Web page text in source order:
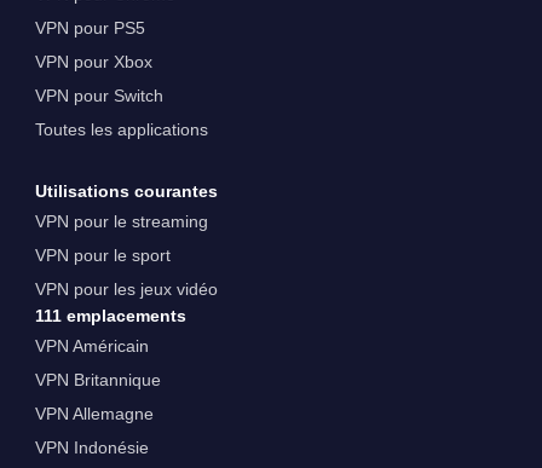
VPN pour PS5
VPN pour Xbox
VPN pour Switch
Toutes les applications
Utilisations courantes
VPN pour le streaming
VPN pour le sport
VPN pour les jeux vidéo
111 emplacements
VPN Américain
VPN Britannique
VPN Allemagne
VPN Indonésie